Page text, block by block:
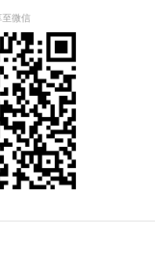
至微信